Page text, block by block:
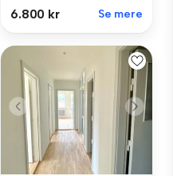
6.800 kr Se mere